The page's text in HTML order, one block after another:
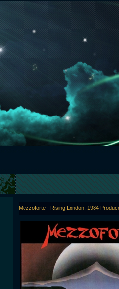
Mezzoforte - Rising London, 1984